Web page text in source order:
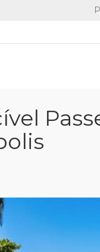
Passeio Turístico por